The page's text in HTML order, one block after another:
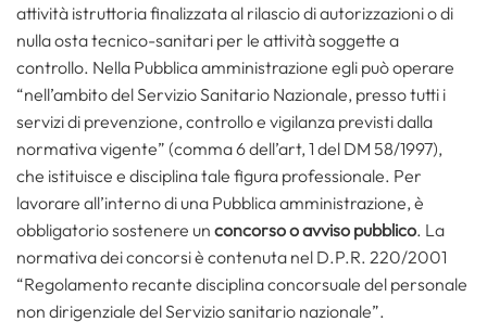
attività istruttoria finalizzata al rilascio di autorizzazioni o di
nulla osta tecnico-sanitari per le attività soggette a
controllo. Nella Pubblica amministrazione egli può operare
“nell’ambito del Servizio Sanitario Nazionale, presso tutti i
servizi di prevenzione, controllo e vigilanza previsti dalla
normativa vigente” (comma 6 dell’art, 1 del DM 58/1997),
che istituisce e disciplina tale figura professionale. Per
lavorare all’interno di una Pubblica amministrazione, è
obbligatorio sostenere un concorso o avviso pubblico. La
normativa dei concorsi è contenuta nel D.P.R. 220/2001
“Regolamento recante disciplina concorsuale del personale
non dirigenziale del Servizio sanitario nazionale”.